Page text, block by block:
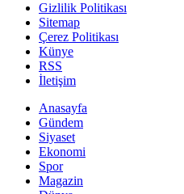
Gizlilik Politikası
Sitemap
Çerez Politikası
Künye
RSS
İletişim
Anasayfa
Gündem
Siyaset
Ekonomi
Spor
Magazin